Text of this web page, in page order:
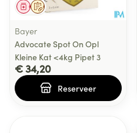
Op voorschrift
Geneesmiddel
Bayer
Advocate Spot On Opl
Kleine Kat <4kg Pipet 3
€ 34,20
Reserveer